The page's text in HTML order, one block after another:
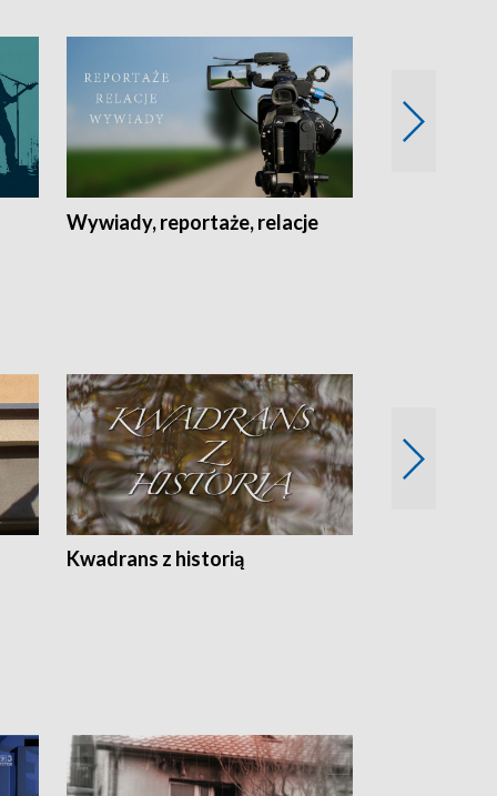
Wywiady, reportaże, relacje
Kwadrans z historią